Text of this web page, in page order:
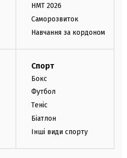
НМТ 2026
Саморозвиток
Навчання за кордоном
Спорт
Бокс
Футбол
Теніс
Біатлон
Інші види спорту